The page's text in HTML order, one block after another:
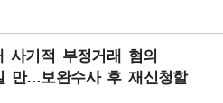
사기적 부정거래 혐의
만…보완수사 후 재신청할